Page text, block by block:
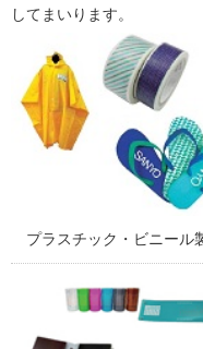
してまいります。
プラスチック・ビニール